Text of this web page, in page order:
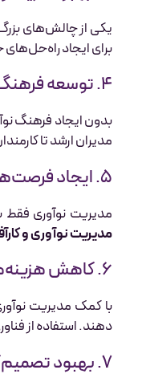
یکی از چالش‌های
برای ایجاد راه‌حل‌های
۴. توسعه فرهنگ نوآوری در سازمان
بدون ایجاد فرهنگ
مدیران ارشد تا
۵. ایجاد فرصت‌های جدید برای رشد و توسعه
مدیریت نوآوری
مدیریت نوآوری و
۶. کاهش هزینه‌ها و افزایش سودآوری
با کمک مدیریت
دهند. استفاده از
۷. بهبود تصمیم‌گیری بر اساس داده‌ها